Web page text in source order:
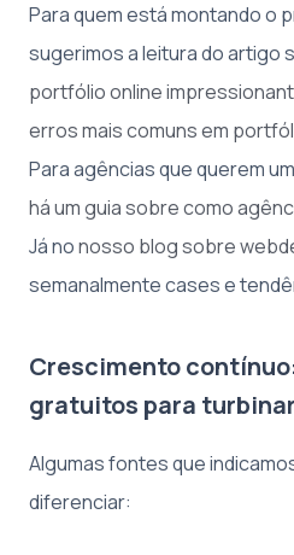
Para quem está montando o
sugerimos a leitura do artigo
portfólio online
erros mais comuns em
Para agências que querem
há um guia sobre como
Já nonosso blog sobre
semanalmente cases e
Crescimento
gratuitos para
Algumas fontes que
diferenciar: